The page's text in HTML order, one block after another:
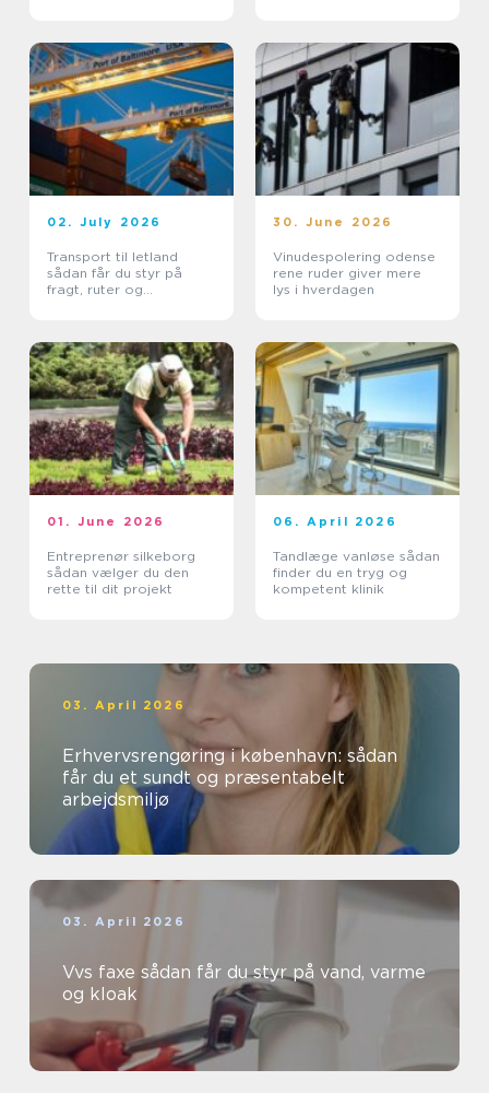
02. July 2026
Transport til letland
sådan får du styr på
fragt, ruter og
30. June 2026
Vinudespolering odense
rene ruder giver mere
lys i hverdagen
01. June 2026
Entreprenør silkeborg
sådan vælger du den
rette til dit projekt
06. April 2026
Tandlæge vanløse sådan
finder du en tryg og
kompetent klinik
03. April 2026
Erhvervsrengøring i københavn: sådan
får du et sundt og præsentabelt
arbejdsmiljø
03. April 2026
Vvs faxe sådan får du styr på vand, varme
og kloak